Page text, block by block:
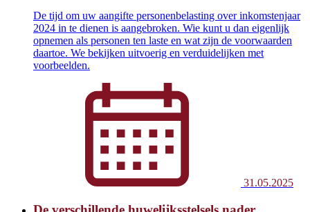
De tijd om uw aangifte personenbelasting over inkomstenjaar
2024 in te dienen is aangebroken. Wie kunt u dan eigenlijk
opnemen als personen ten laste en wat zijn de voorwaarden
daartoe. We bekijken uitvoerig en verduidelijken met
voorbeelden.
31.05.2025